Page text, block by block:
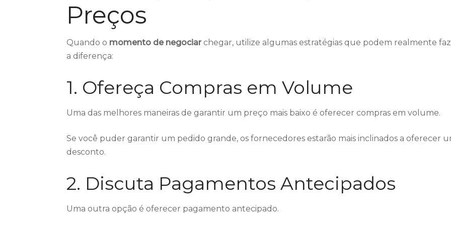
Preços
Quando o momento de negociarchegar, utilize algumas estratégias que podem realmente
a diferença:
1. Ofereça Compras em Volume
Uma das melhores maneiras de garantir um preço mais baixo é oferecer compras em volume.
Se você puder garantir um pedido grande, os fornecedores estarão mais inclinados a oferecer
desconto.
2. Discuta Pagamentos Antecipados
Uma outra opção é oferecer pagamento antecipado.